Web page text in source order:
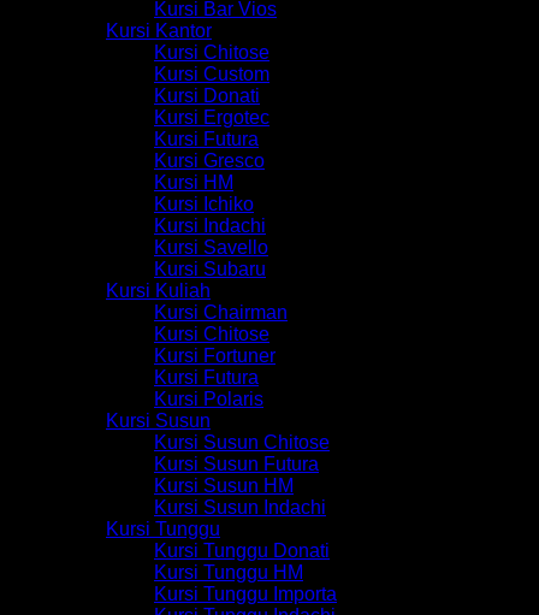
Kursi Bar Vios
Kursi Kantor
Kursi Chitose
Kursi Custom
Kursi Donati
Kursi Ergotec
Kursi Futura
Kursi Gresco
Kursi HM
Kursi Ichiko
Kursi Indachi
Kursi Savello
Kursi Subaru
Kursi Kuliah
Kursi Chairman
Kursi Chitose
Kursi Fortuner
Kursi Futura
Kursi Polaris
Kursi Susun
Kursi Susun Chitose
Kursi Susun Futura
Kursi Susun HM
Kursi Susun Indachi
Kursi Tunggu
Kursi Tunggu Donati
Kursi Tunggu HM
Kursi Tunggu Importa